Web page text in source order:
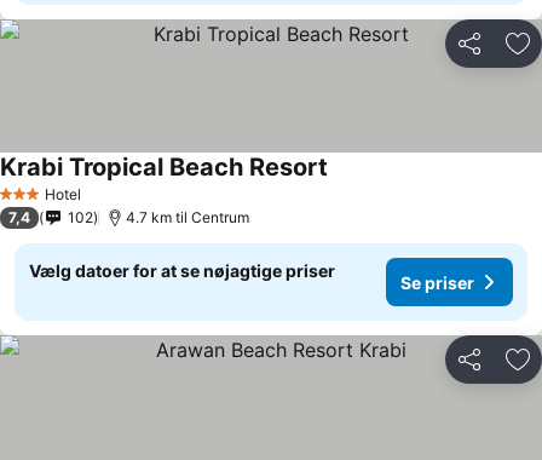
Del
3 StjernerHotel
Krabi Tropical Beach Resort
7,4 102 4.7 km til Centrum
Vælg datoer for at se nøjagtige priser
Se priser
Del